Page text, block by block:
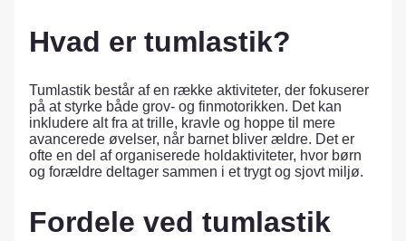
Hvad er tumlastik?
Tumlastik består af en række aktiviteter, der fokuserer
på at styrke både grov- og finmotorikken. Det kan
inkludere alt fra at trille, kravle og hoppe til mere
avancerede øvelser, når barnet bliver ældre. Det er
ofte en del af organiserede holdaktiviteter, hvor børn
og forældre deltager sammen i et trygt og sjovt miljø.
Fordele ved tumlastik